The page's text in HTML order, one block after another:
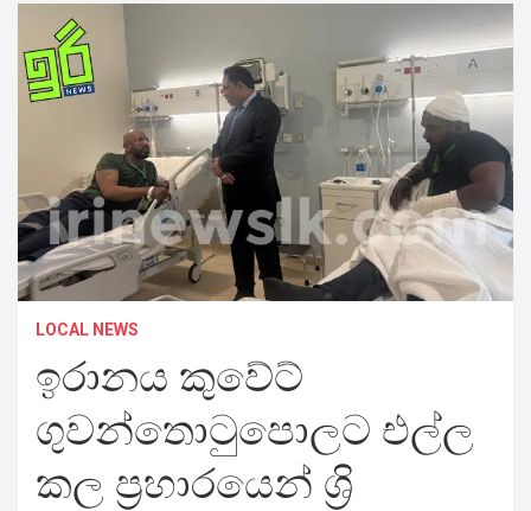
LOCAL NEWS
ඉරානය කුවේට්
ගුවන්තොටුපොලට එල්ල
කල ප්‍රහාරයෙන් ශ්‍රි